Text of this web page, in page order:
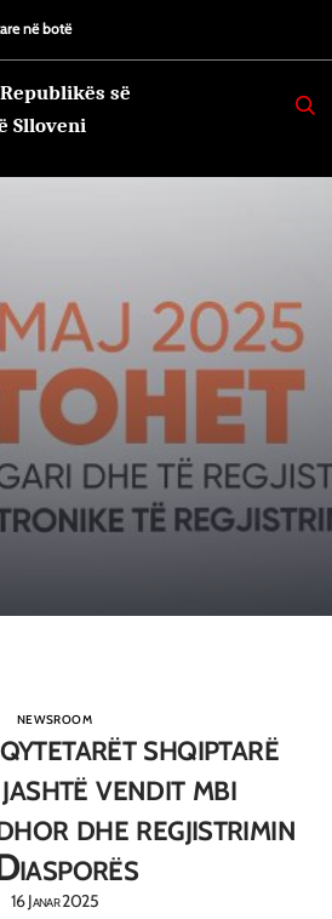
në botë
së
Slloveni
K
E
NEWSROOM
shqiptarë
jashtë vendit mbi
dhe regjistrimin
16 Janar 2025